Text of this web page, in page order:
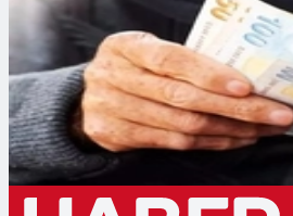
Şu An Okunan
Emekli Taban Maaş İçin Yeni Formül Masada